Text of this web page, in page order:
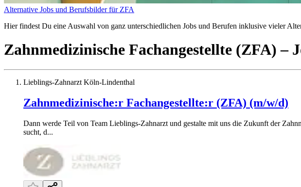
Alternative Jobs und Berufsbilder für ZFA
Hier findest Du eine Auswahl von ganz unterschiedlichen Jobs und Berufen inklusive vieler
Zahnmedizinische Fachangestellte (ZFA) –
Lieblings-Zahnarzt Köln-Lindenthal
Zahnmedizinische:r Fachangestellte:r (ZFA) (m/w/d)
Dann werde Teil von Team Lieblings-Zahnarzt und gestalte mit uns die Zukunft der
sucht, d...